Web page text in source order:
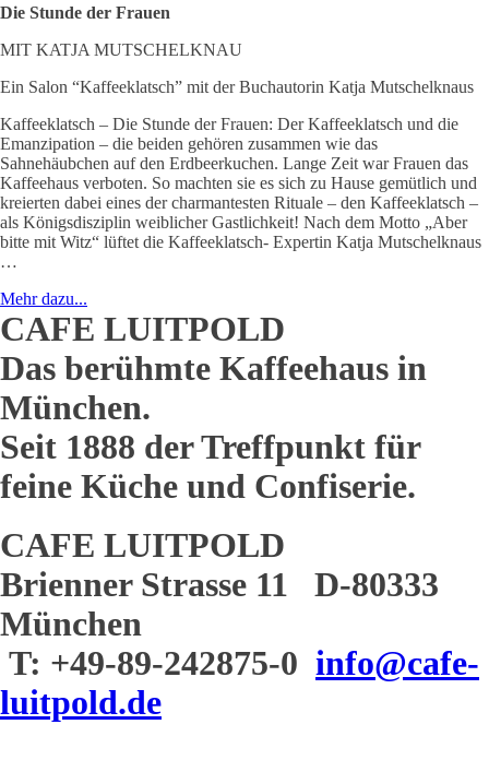
Die Stunde der Frauen
MIT KATJA MUTSCHELKNAU
Ein Salon “Kaffeeklatsch” mit der Buchautorin Katja Mutschelknaus
Kaffeeklatsch – Die Stunde der Frauen: Der Kaffeeklatsch und die
Emanzipation – die beiden gehören zusammen wie das
Sahnehäubchen auf den Erdbeerkuchen. Lange Zeit war Frauen das
Kaffeehaus verboten. So machten sie es sich zu Hause gemütlich und
kreierten dabei eines der charmantesten Rituale – den Kaffeeklatsch –
als Königsdisziplin weiblicher Gastlichkeit! Nach dem Motto „Aber
bitte mit Witz“ lüftet die Kaffeeklatsch- Expertin Katja Mutschelknaus
…
Mehr dazu...
CAFE LUITPOLD
Das berühmte Kaffeehaus in
München.
Seit 1888 der Treffpunkt für
feine Küche und Confiserie.
CAFE LUITPOLD
Brienner Strasse 11 D-80333
München
T: +49-89-242875-0 info@cafe-
luitpold.de